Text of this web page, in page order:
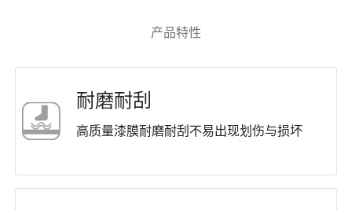
产品特性
耐磨耐刮
⾼质量漆膜耐磨耐刮不易出现划伤与损坏